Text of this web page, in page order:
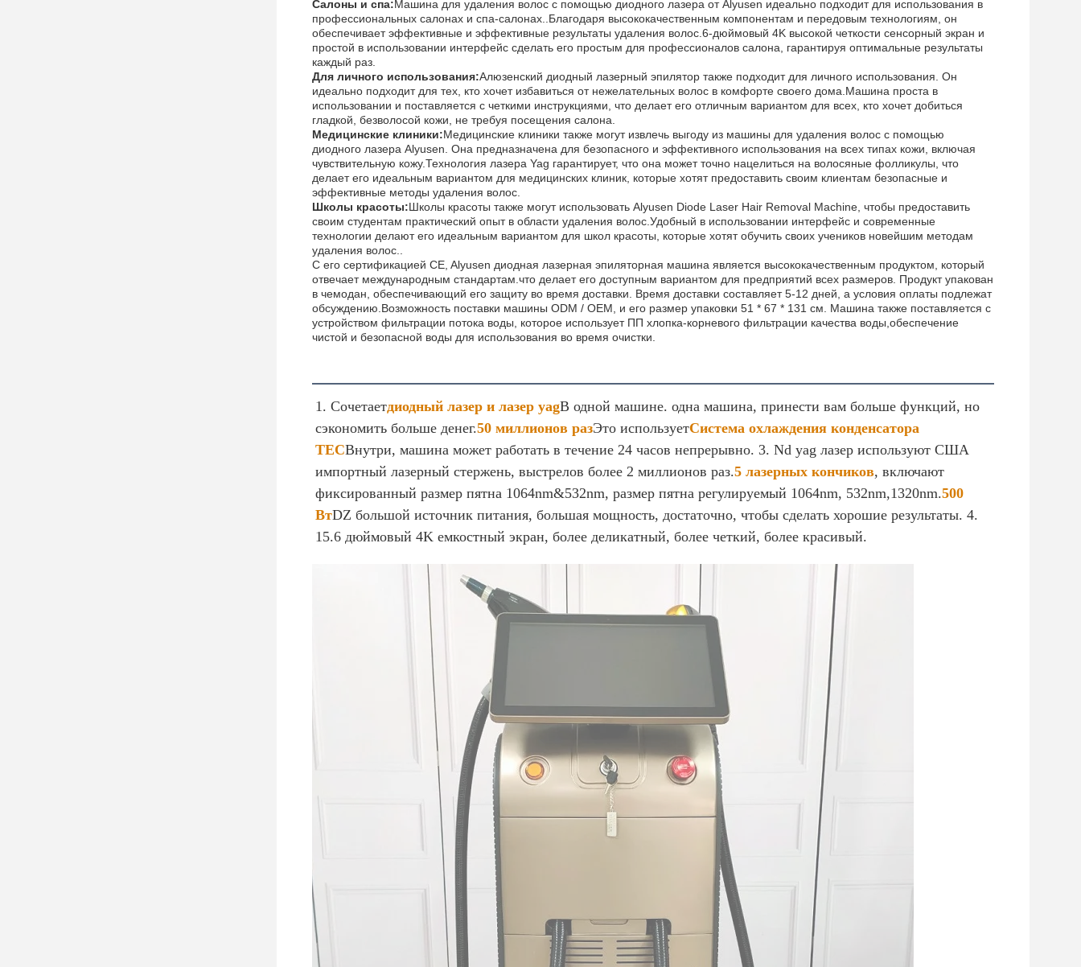
Отправить
Салоны и спа:Машина для удаления волос с помощью диодного лазера от Alyusen идеально подходит для использования в
профессиональных салонах и спа-салонах..Благодаря высококачественным компонентам и передовым технологиям, он
обеспечивает эффективные и эффективные результаты удаления волос.6-дюймовый 4K высокой четкости сенсорный экран и
простой в использовании интерфейс сделать его простым для профессионалов салона, гарантируя оптимальные результаты
каждый раз.
Для личного использования:Алюзенский диодный лазерный эпилятор также подходит для личного использования. Он
идеально подходит для тех, кто хочет избавиться от нежелательных волос в комфорте своего дома.Машина проста в
использовании и поставляется с четкими инструкциями, что делает его отличным вариантом для всех, кто хочет добиться
гладкой, безволосой кожи, не требуя посещения салона.
Медицинские клиники:Медицинские клиники также могут извлечь выгоду из машины для удаления волос с помощью
диодного лазера Alyusen. Она предназначена для безопасного и эффективного использования на всех типах кожи, включая
чувствительную кожу.Технология лазера Yag гарантирует, что она может точно нацелиться на волосяные фолликулы, что
делает его идеальным вариантом для медицинских клиник, которые хотят предоставить своим клиентам безопасные и
эффективные методы удаления волос.
Школы красоты:Школы красоты также могут использовать Alyusen Diode Laser Hair Removal Machine, чтобы предоставить
своим студентам практический опыт в области удаления волос.Удобный в использовании интерфейс и современные
технологии делают его идеальным вариантом для школ красоты, которые хотят обучить своих учеников новейшим методам
удаления волос..
С его сертификацией CE, Alyusen диодная лазерная эпиляторная машина является высококачественным продуктом, который
отвечает международным стандартам.что делает его доступным вариантом для предприятий всех размеров. Продукт упакован
в чемодан, обеспечивающий его защиту во время доставки. Время доставки составляет 5-12 дней, а условия оплаты подлежат
обсуждению.Возможность поставки машины ODM / OEM, и его размер упаковки 51 * 67 * 131 см. Машина также поставляется с
устройством фильтрации потока воды, которое использует ПП хлопка-корневого фильтрации качества воды,обеспечение
чистой и безопасной воды для использования во время очистки.
1. Сочетаетдиодный лазер и лазер yagВ одной машине. одна машина, принести вам больше функций, но
сэкономить больше денег.50 миллионов разЭто используетСистема охлаждения конденсатора
TECВнутри, машина может работать в течение 24 часов непрерывно. 3. Nd yag лазер используют США
импортный лазерный стержень, выстрелов более 2 миллионов раз.5 лазерных кончиков, включают
фиксированный размер пятна 1064nm&532nm, размер пятна регулируемый 1064nm, 532nm,1320nm.500
ВтDZ большой источник питания, большая мощность, достаточно, чтобы сделать хорошие результаты. 4.
15.6 дюймовый 4K емкостный экран, более деликатный, более четкий, более красивый.